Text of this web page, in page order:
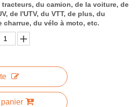
tracteurs, du camion, de la voiture, de
de l'UTV, du VTT, de plus, du
charrue, du vélo à moto, etc.